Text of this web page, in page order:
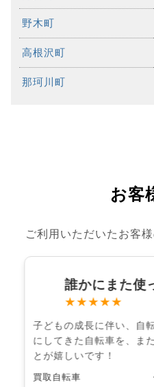
野木町
高根沢町
那珂川町
お客
ご利用いただいたお客
誰かにまた使
★★★★★
子どもの成長に伴い、自
にしてきた自転車を、ま
とが嬉しいです！
買取自転車